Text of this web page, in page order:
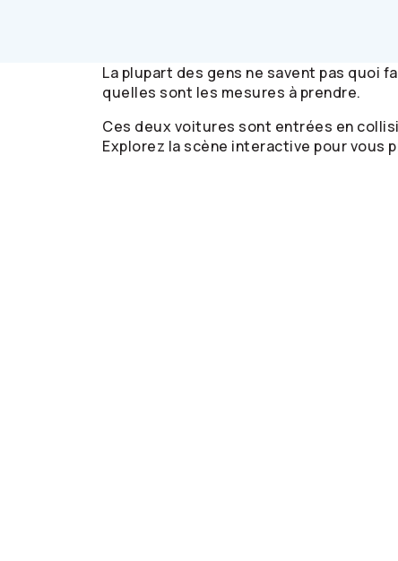
La plupart des gens ne savent pas quoi
quelles sont les mesures à prendre.
Ces deux voitures sont entrées en
Explorez la scène interactive pour vous